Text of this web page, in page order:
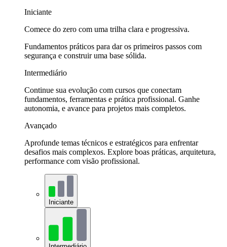
Iniciante
Comece do zero com uma trilha clara e progressiva.
Fundamentos práticos para dar os primeiros passos com
segurança e construir uma base sólida.
Intermediário
Continue sua evolução com cursos que conectam
fundamentos, ferramentas e prática profissional. Ganhe
autonomia, e avance para projetos mais completos.
Avançado
Aprofunde temas técnicos e estratégicos para enfrentar
desafios mais complexos. Explore boas práticas, arquitetura,
performance com visão profissional.
Iniciante